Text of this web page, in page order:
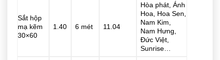
Sắt hộp
mạ kẽm
30×60
1.40 6 mét 11.04
Hòa phát, Ánh
Hoa, Hoa Sen,
Nam Kim,
Nam Hưng,
Đức Việt,
Sunrise…